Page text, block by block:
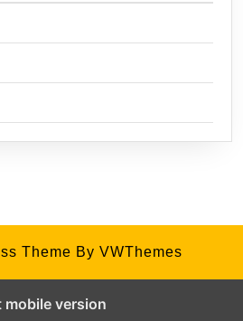
Theme By VWThemes
mobile version